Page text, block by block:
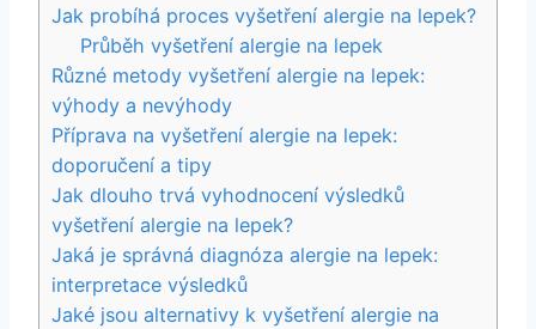
Jak probíhá proces vyšetření alergie‌ na lepek?
Průběh vyšetření alergie na lepek
Různé​ metody vyšetření ⁣alergie na lepek:
⁣výhody⁤ a nevýhody
Příprava na vyšetření alergie na lepek:
doporučení ‌a tipy
Jak dlouho trvá ⁣vyhodnocení výsledků
vyšetření alergie na​ lepek?
Jaká je správná diagnóza alergie na lepek:
interpretace výsledků
Jaké jsou‌ alternativy⁤ k vyšetření alergie na